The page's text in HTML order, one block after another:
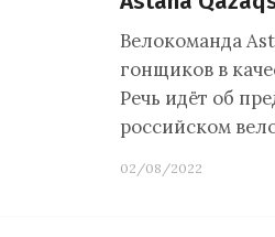
Велокоманда
гонщиков в
Речь идёт об
российском
02/08/2022